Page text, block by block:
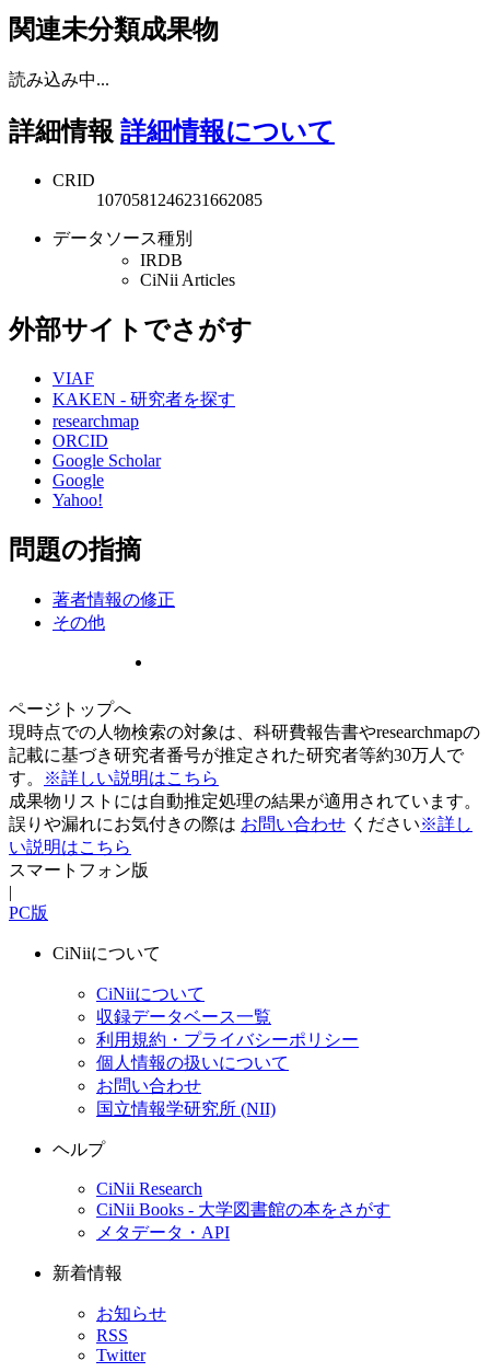
関連未分類成果物
読み込み中...
詳細情報 詳細情報について
CRID
1070581246231662085
データソース種別
IRDB
CiNii Articles
外部サイトでさがす
VIAF
KAKEN - 研究者を探す
researchmap
ORCID
Google Scholar
Google
Yahoo!
問題の指摘
著者情報の修正
その他
ページトップへ
現時点での人物検索の対象は、科研費報告書やresearchmapの
記載に基づき研究者番号が推定された研究者等約30万人で
す。
※詳しい説明はこちら
成果物リストには自動推定処理の結果が適用されています。
誤りや漏れにお気付きの際は お問い合わせ ください※詳し
い説明はこちら
スマートフォン版
|
PC版
CiNiiについて
CiNiiについて
収録データベース一覧
利用規約・プライバシーポリシー
個人情報の扱いについて
お問い合わせ
国立情報学研究所 (NII)
ヘルプ
CiNii Research
CiNii Books - 大学図書館の本をさがす
メタデータ・API
新着情報
お知らせ
RSS
Twitter